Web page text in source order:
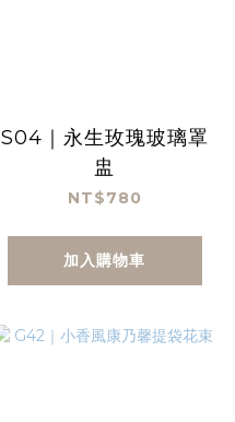
S04｜永生玫瑰玻璃罩
盅
NT$780
加入購物車